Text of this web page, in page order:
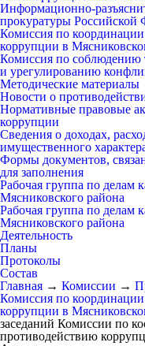
Информационно-
прокуратуры Российской
Комиссия по
коррупции в
Комиссия по соблюдению
и урегулированию
Методические материалы
Новости о
Нормативные правовые
коррупции
Сведения о доходах,
имущественного
Формы документов,
для заполнения
Рабочая группа по делам
Мясниковского района
Рабочая группа по делам
Мясниковского района
Деятельность
Планы
Протоколы
Состав
Главная → Комиссии →
Комиссия по
коррупции в
заседаний Комиссии по
противодействию